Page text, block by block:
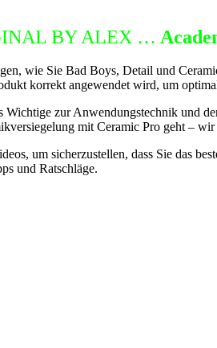
BY ALEX …
wie Sie Bad Boys, Detail und
korrekt angewendet wird, um
Wichtige zur Anwendungstechnik und
mit Ceramic Pro geht –
um sicherzustellen, dass Sie das
und Ratschläge.